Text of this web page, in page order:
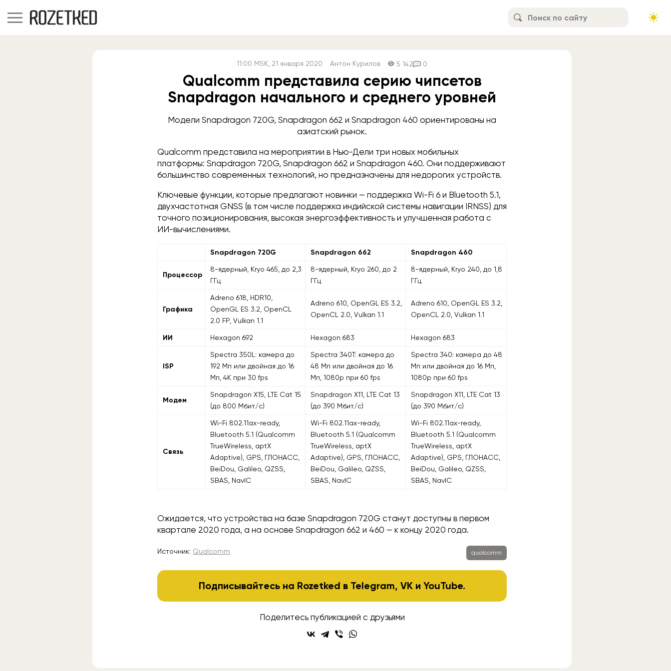
11:00 MSK , 21 января 2020 Антон Курилов 5 142 0
Qualcomm представила серию чипсетов
Snapdragon начального и среднего уровней
Модели Snapdragon 720G, Snapdragon 662 и Snapdragon 460 ориентированы на
азиатский рынок.
Qualcomm представила на мероприятии в Нью-Дели три новых мобильных
платформы: Snapdragon 720G, Snapdragon 662 и Snapdragon 460. Они поддерживают
большинство современных технологий, но предназначены для недорогих устройств.
Ключевые функции, которые предлагают новинки — поддержка Wi-Fi 6 и Bluetooth 5.1,
двухчастотная GNSS (в том числе поддержка индийской системы навигации IRNSS) для
точного позиционирования, высокая энергоэффективность и улучшенная работа с
ИИ-вычислениями.
Snapdragon 720G Snapdragon 662 Snapdragon 460
Процессор
8-ядерный, Kryo 465, до 2,3
ГГц
8-ядерный, Kryo 260, до 2
ГГц
8-ядерный, Kryo 240, до 1,8
ГГц
Графика
Adreno 618, HDR10,
OpenGL ES 3.2, OpenCL
2.0 FP, Vulkan 1.1
Adreno 610, OpenGL ES 3.2,
OpenCL 2.0, Vulkan 1.1
Adreno 610, OpenGL ES 3.2,
OpenCL 2.0, Vulkan 1.1
ИИ Hexagon 692 Hexagon 683 Hexagon 683
ISP
Spectra 350L: камера до
192 Мп или двойная до 16
Мп, 4К при 30 fps
Spectra 340T: камера до
48 Мп или двойная до 16
Мп, 1080p при 60 fps
Spectra 340: камера до 48
Мп или двойная до 16 Мп,
1080p при 60 fps
Модем
Snapdragon X15, LTE Cat 15
(до 800 Мбит/с)
Snapdragon X11, LTE Cat 13
(до 390 Мбит/c)
Snapdragon X11, LTE Cat 13
(до 390 Мбит/c)
Связь
Wi-Fi 802.11ax-ready,
Bluetooth 5.1 (Qualcomm
TrueWireless, aptX
Adaptive), GPS, ГЛОНАСС,
BeiDou, Galileo, QZSS,
SBAS, NavIC
Wi-Fi 802.11ax-ready,
Bluetooth 5.1 (Qualcomm
TrueWireless, aptX
Adaptive), GPS, ГЛОНАСС,
BeiDou, Galileo, QZSS,
SBAS, NavIC
Wi-Fi 802.11ax-ready,
Bluetooth 5.1 (Qualcomm
TrueWireless, aptX
Adaptive), GPS, ГЛОНАСС,
BeiDou, Galileo, QZSS,
SBAS, NavIC
Ожидается, что устройства на базе Snapdragon 720G станут доступны в первом
квартале 2020 года, а на основе Snapdragon 662 и 460 — к концу 2020 года.
Источник: Qualcomm qualcomm
Подписывайтесь на Rozetked в Telegram,VK иYouTube.
Поделитесь публикацией с друзьями